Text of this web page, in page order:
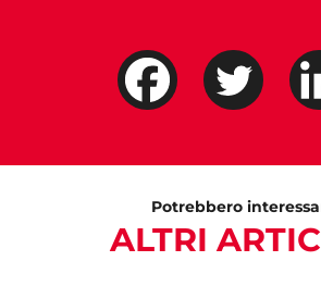
Potrebbero
ALTRI